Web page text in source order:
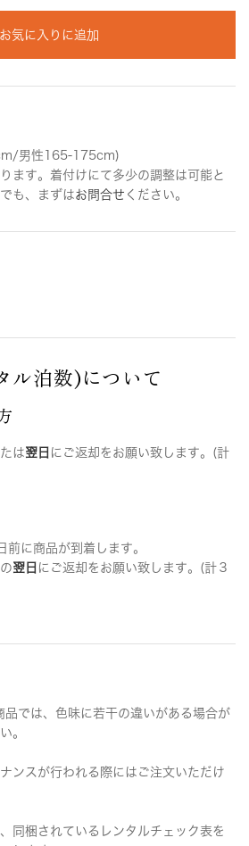
お気に入りに追加
男性165-175cm)
ます。着付けにて多少の調整は可能と
も、まずはお問合せ ください。
ル泊数)について
は翌日 にご返却をお願い致します。(計
前に商品が到着します。
翌日 にご返却をお願い致します。(計３
では、色味に若干の違いがある場合が
。
ンスが行われる際にはご注文いただけ
同梱されているレンタルチェック表を